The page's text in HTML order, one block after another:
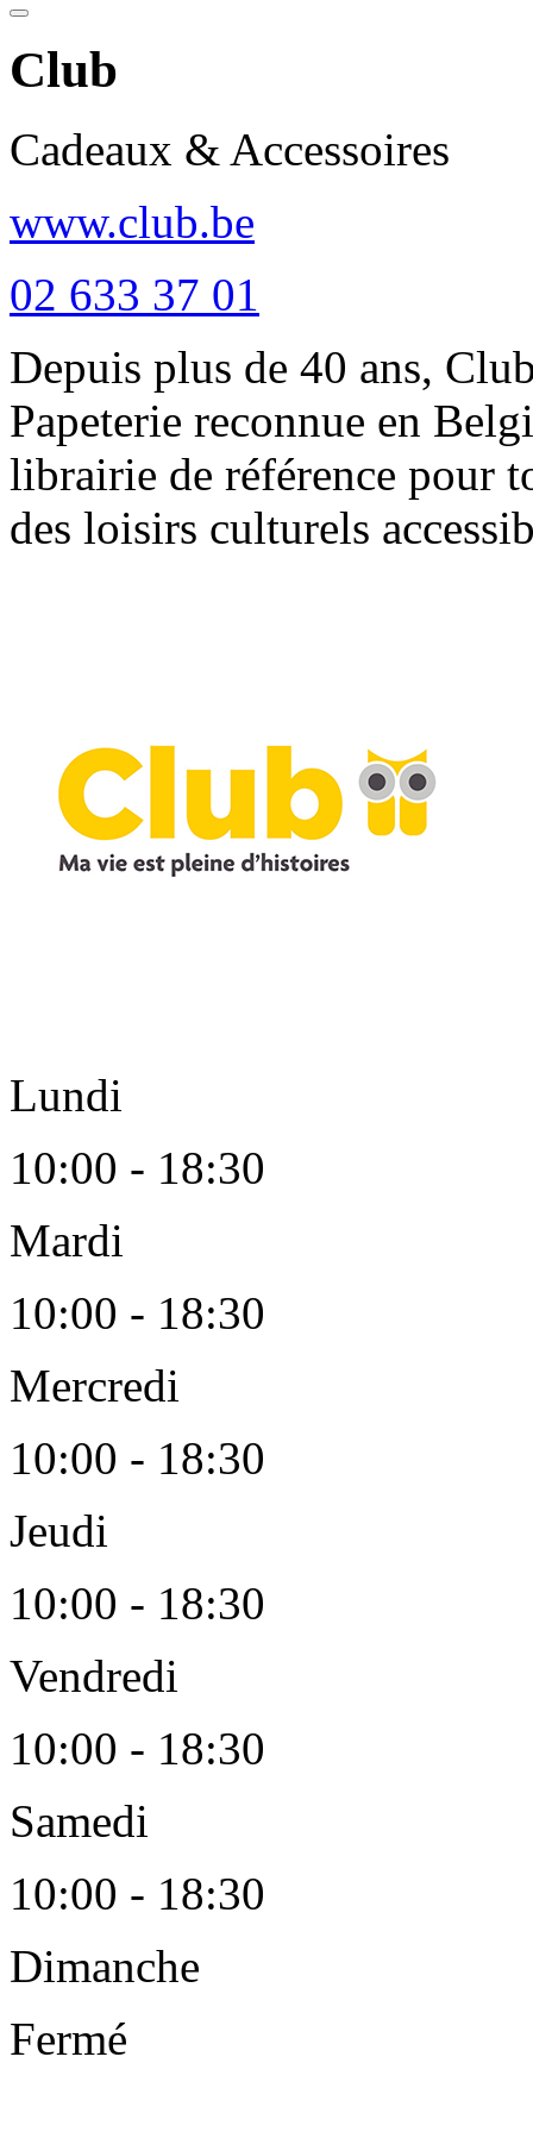
Club
Cadeaux & Accessoires
www.club.be
02 633 37 01
Depuis plus de 40 ans,
Papeterie reconnue en
librairie de référence pour
des loisirs culturels
Lundi
10:00 - 18:30
Mardi
10:00 - 18:30
Mercredi
10:00 - 18:30
Jeudi
10:00 - 18:30
Vendredi
10:00 - 18:30
Samedi
10:00 - 18:30
Dimanche
Fermé